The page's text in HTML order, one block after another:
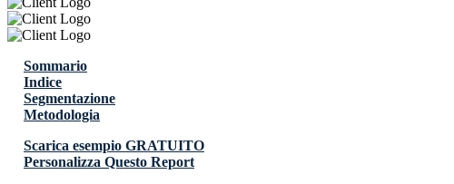
Sommario
Indice
Segmentazione
Metodologia
Scarica esempio GRATUITO
Personalizza Questo Report